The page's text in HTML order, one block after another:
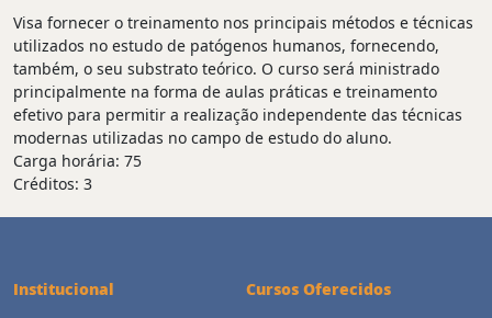
Visa fornecer o treinamento nos principais métodos e técnicas
utilizados no estudo de patógenos humanos, fornecendo,
também, o seu substrato teórico. O curso será ministrado
principalmente na forma de aulas práticas e treinamento
efetivo para permitir a realização independente das técnicas
modernas utilizadas no campo de estudo do aluno.
Carga horária: 75
Créditos: 3
Institucional Cursos Oferecidos